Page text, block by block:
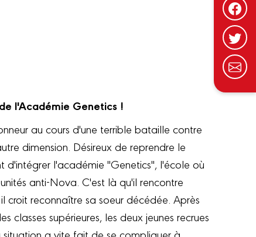
l'Académie Genetics !
au cours d'une terrible bataille contre
dimension. Désireux de reprendre le
d'intégrer l'académie "Genetics", l'école où
anti-Nova. C'est là qu'il rencontre
croit reconnaître sa soeur décédée. Après
supérieures, les deux jeunes recrues